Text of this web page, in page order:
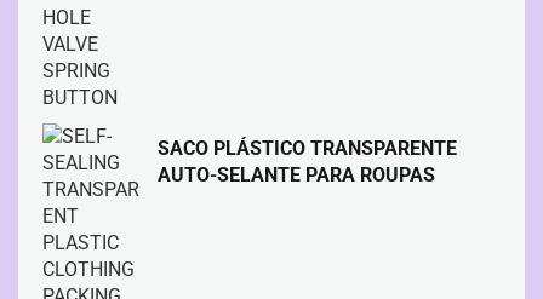
SACO PLÁSTICO TRANSPARENTE
AUTO-SELANTE PARA ROUPAS